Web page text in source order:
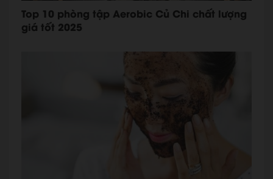
Top 10 phòng tập Aerobic Củ Chi chất lượng
giá tốt 2025